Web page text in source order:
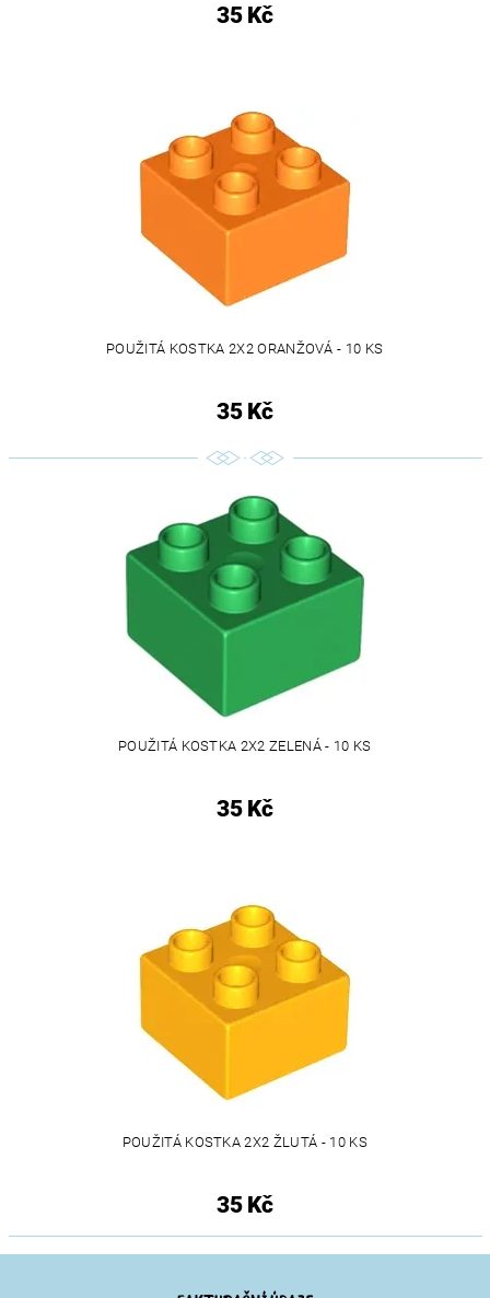
35 Kč
POUŽITÁ KOSTKA 2X2 ORANŽOVÁ - 10 KS
35 Kč
POUŽITÁ KOSTKA 2X2 ZELENÁ - 10 KS
35 Kč
POUŽITÁ KOSTKA 2X2 ŽLUTÁ - 10 KS
35 Kč